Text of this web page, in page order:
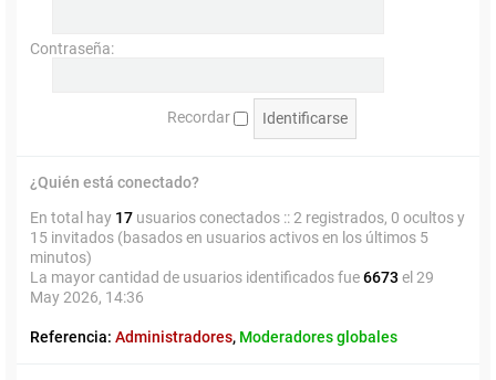
Contraseña:
Recordar
¿Quién está conectado?
En total hay 17 usuarios conectados :: 2 registrados, 0 ocultos y
15 invitados (basados en usuarios activos en los últimos 5
minutos)
La mayor cantidad de usuarios identificados fue6673 el 29
May 2026, 14:36
Referencia: Administradores, Moderadores globales